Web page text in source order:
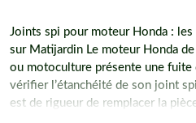
Joints spi pour moteur Honda :
sur Matijardin Le moteur Honda
ou motoculture présente une fuite
vérifier l’étanchéité de son joint
est de rigueur de remplacer la